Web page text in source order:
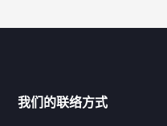
我们的联络方式